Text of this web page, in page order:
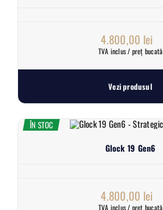
4.800,00 lei
TVA inclus / preț bucată
Vezi produsul
Glock 19 Gen6
4.800,00 lei
ÎN STOC
TVA inclus / preț bucată